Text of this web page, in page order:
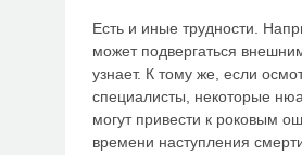
Есть и иные трудности.
может подвергаться
узнает. К тому же, если
специалисты, некоторые
могут привести к роковым
времени наступления